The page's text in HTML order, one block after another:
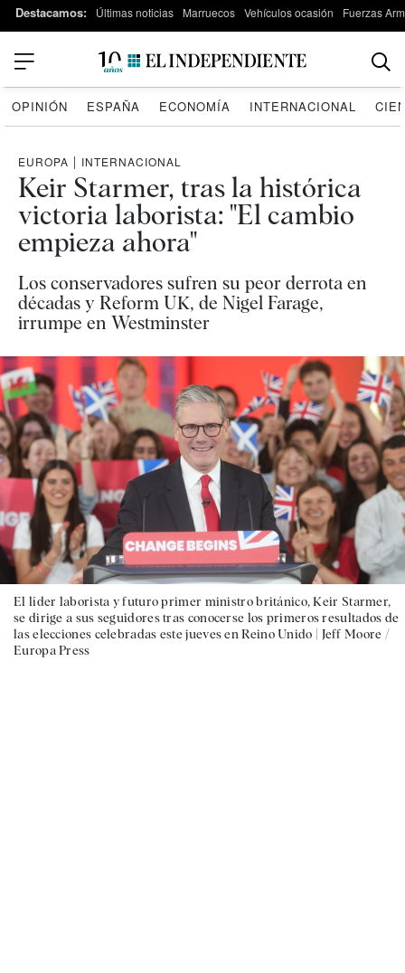
Destacamos: Últimas noticias Marruecos Vehículos ocasión Fuerzas
OPINIÓN ESPAÑA ECONOMÍA INTERNACIONAL
EUROPA | INTERNACIONAL
Keir Starmer, tras la histórica
victoria laborista: "El cambio
empieza ahora"
Los conservadores sufren su peor derrota en
décadas y Reform UK, de Nigel Farage,
irrumpe en Westminster
El líder laborista y futuro primer ministro británico, Keir Starmer,
se dirige a sus seguidores tras conocerse los primeros resultados de
las elecciones celebradas este jueves en Reino Unido | Jeff Moore /
Europa Press